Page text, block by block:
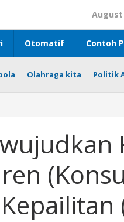
August
Otomatif Contoh
Olahraga kita Politik